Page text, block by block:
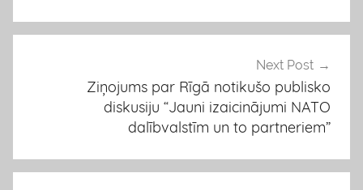
m
Next Post
Ziņojums par Rīgā notikušo publisko
diskusiju “Jauni izaicinājumi NATO
dalībvalstīm un to partneriem”